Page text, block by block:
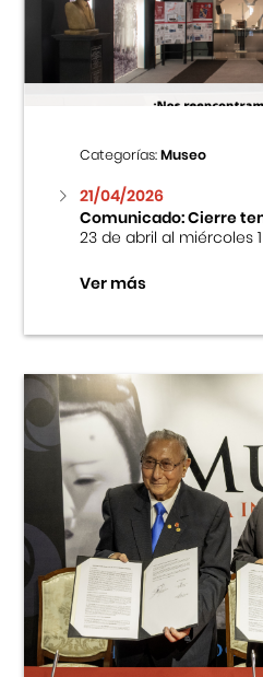
Centro Cultural
Museo de la
Fondo Editorial
Teatro Peruano
Categorías:Museo
21/04/2026
Comunicado: Cierre
23 de abril al miércoles
Ver más